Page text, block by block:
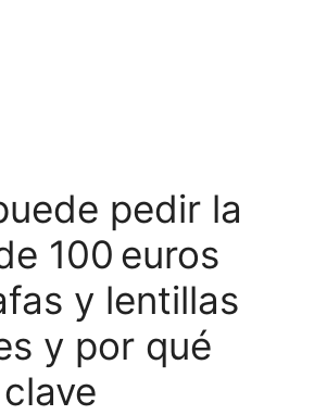
pedir la
100 euros
y lentillas
y por qué